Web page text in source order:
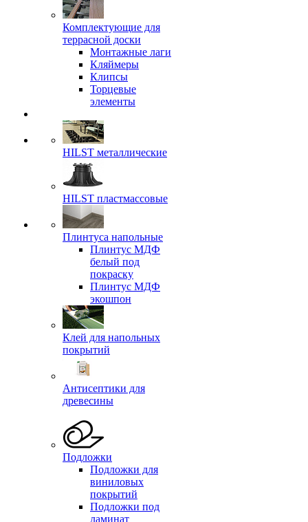
Комплектующие для
террасной доски
Монтажные лаги
Кляймеры
Клипсы
Торцевые
элементы
HILST металлические
HILST пластмассовые
Плинтуса напольные
Плинтус МДФ
белый под
покраску
Плинтус МДФ
экошпон
Клей для напольных
покрытий
Антисептики для
древесины
Подложки
Подложки для
виниловых
покрытий
Подложки под
ламинат